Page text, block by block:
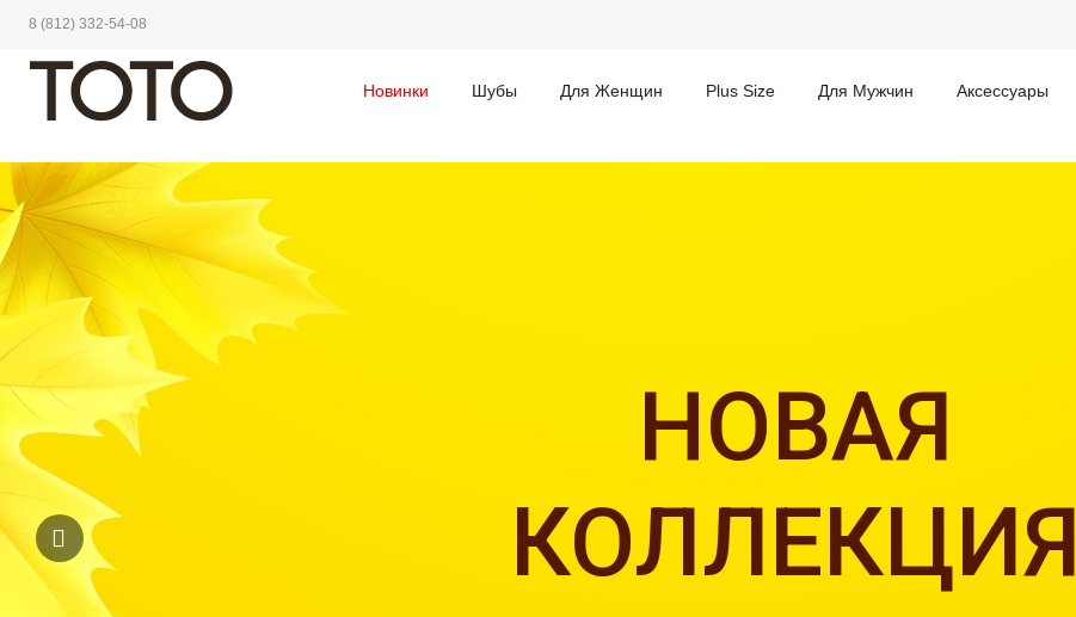
8 (812) 332-54-08
Новинки Шубы Для Женщин Plus Size Для Мужчин Аксессуары
НОВАЯ
КОЛЛЕКЦИЯ